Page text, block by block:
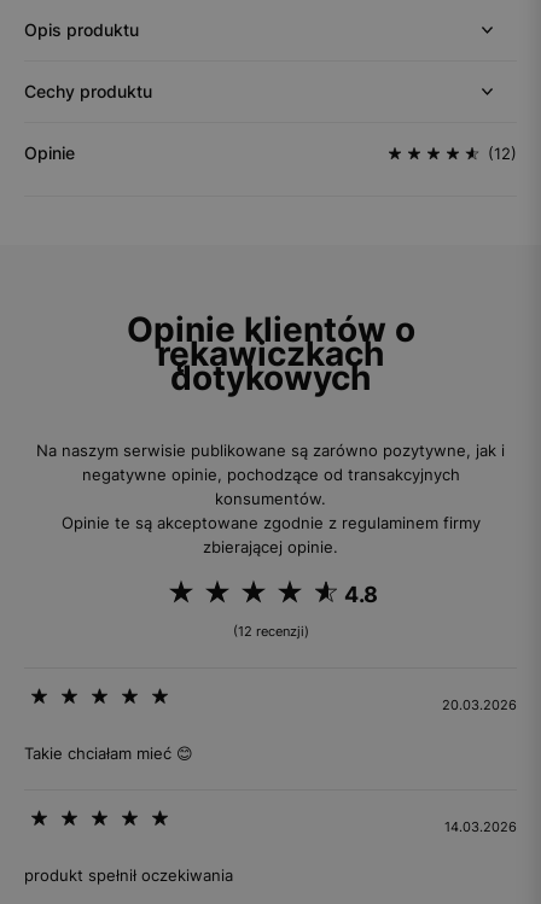
Opis produktu
Cechy produktu
Opinie (12)
Opinie klientów o
rękawiczkach
dotykowych
Na naszym serwisie publikowane są zarówno pozytywne, jak i
negatywne opinie, pochodzące od transakcyjnych
konsumentów.
Opinie te są akceptowane zgodnie z regulaminem firmy
zbierającej opinie.
4.8
(12 recenzji)
20.03.2026
Takie chciałam mieć 😊
14.03.2026
produkt spełnił oczekiwania